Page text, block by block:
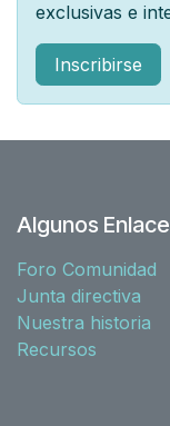
exclusivas e
Inscribirse
Algunos
Foro Comunidad
Junta directiva
Nuestra historia
Recursos